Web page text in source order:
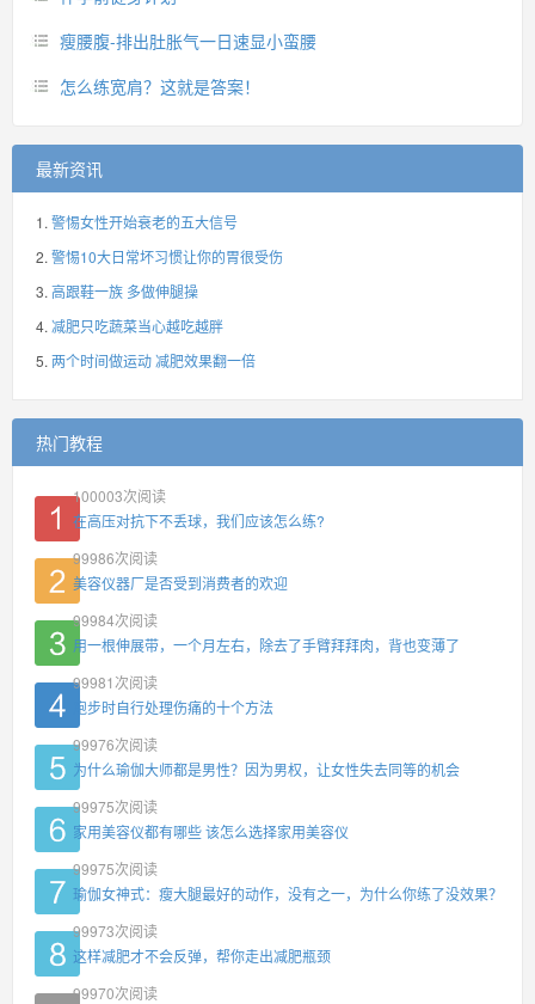
瘦腰腹-排出肚胀气一日速显小蛮腰
怎么练宽肩？这就是答案！
最新资讯
警惕女性开始衰老的五大信号
警惕10大日常坏习惯让你的胃很受伤
高跟鞋一族 多做伸腿操
减肥只吃蔬菜当心越吃越胖
两个时间做运动 减肥效果翻一倍
热门教程
100003次阅读
在高压对抗下不丢球，我们应该怎么练?
99986次阅读
美容仪器厂是否受到消费者的欢迎
99984次阅读
用一根伸展带，一个月左右，除去了手臂拜拜肉，背也变薄了
99981 次阅读
跑步时自行处理伤痛的十个方法
99976次阅读
为什么瑜伽大师都是男性？因为男权，让女性失去同等的机会
99975次阅读
家用美容仪都有哪些 该怎么选择家用美容仪
99975次阅读
瑜伽女神式：瘦大腿最好的动作，没有之一，为什么你练了没效果？
99973次阅读
这样减肥才不会反弹，帮你走出减肥瓶颈
99970次阅读